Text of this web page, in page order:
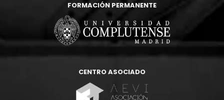
FORMACIÓN PERMANENTE
CENTRO ASOCIADO